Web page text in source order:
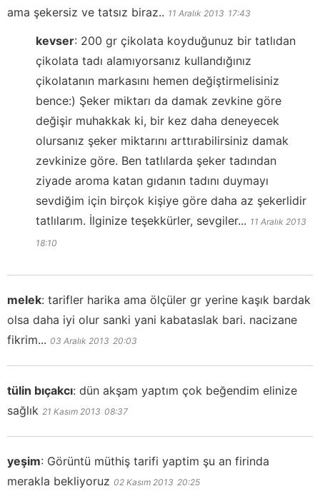
ama şekersiz ve tatsız biraz.. 11 Aralık 2013 17:43
kevser: 200 gr çikolata koyduğunuz bir tatlıdan
çikolata tadı alamıyorsanız kullandığınız
çikolatanın markasını hemen değiştirmelisiniz
bence:) Şeker miktarı da damak zevkine göre
değişir muhakkak ki, bir kez daha deneyecek
olursanız şeker miktarını arttırabilirsiniz damak
zevkinize göre. Ben tatlılarda şeker tadından
ziyade aroma katan gıdanın tadını duymayı
sevdiğim için birçok kişiye göre daha az şekerlidir
tatlılarım. İlginize teşekkürler, sevgiler... 11 Aralık 2013
18:10
melek: tarifler harika ama ölçüler gr yerine kaşık bardak
olsa daha iyi olur sanki yani kabataslak bari. nacizane
fikrim... 03 Aralık 2013 20:03
tülin bıçakcı: dün akşam yaptım çok beğendim elinize
sağlık 21 Kasım 2013 08:37
yeşim: Görüntü müthiş tarifi yaptim şu an firinda
merakla bekliyoruz 02 Kasım 2013 20:25